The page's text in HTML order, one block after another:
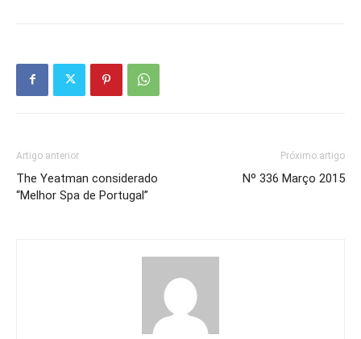
Artigo anterior
The Yeatman considerado
“Melhor Spa de Portugal”
Próximo artigo
Nº 336 Março 2015